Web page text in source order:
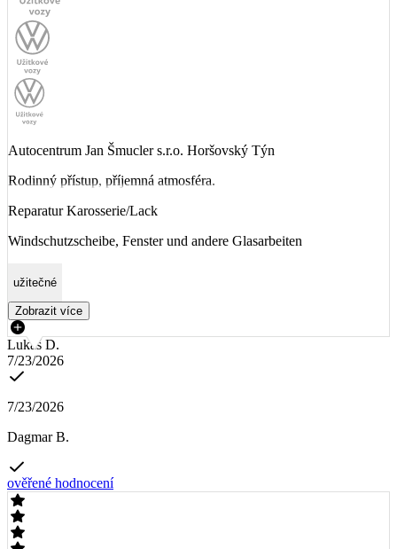
Autocentrum Jan Šmucler s.r.o. Horšovský Týn
Rodinný přístup, příjemná atmosféra.
Reparatur Karosserie/Lack
Windschutzscheibe, Fenster und andere Glasarbeiten
užitečné
Zobrazit více
Lukáš D.
7/23/2026
7/23/2026
Dagmar B.
ověřené hodnocení